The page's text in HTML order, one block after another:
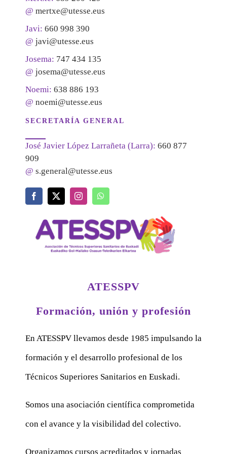
@ mertxe@utesse.eus
Javi: 660 998 390
@ javi@utesse.eus
Josema: 747 434 135
@ josema@utesse.eus
Noemi: 638 886 193
@ noemi@utesse.eus
SECRETARÍA GENERAL
José Javier López Larrañeta (Larra): 660 877
909
@ s.general@utesse.eus
ATESSPV
Formación, unión y profesión
En ATESSPV llevamos desde 1985 impulsando la
formación y el desarrollo profesional de los
Técnicos Superiores Sanitarios en Euskadi.
Somos una asociación científica comprometida
con el avance y la visibilidad del colectivo.
Organizamos cursos acreditados y jornadas